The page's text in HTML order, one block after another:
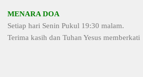
MENARA DOA
Setiap hari Senin Pukul 19:30 malam.
Terima kasih dan Tuhan Yesus memberkati